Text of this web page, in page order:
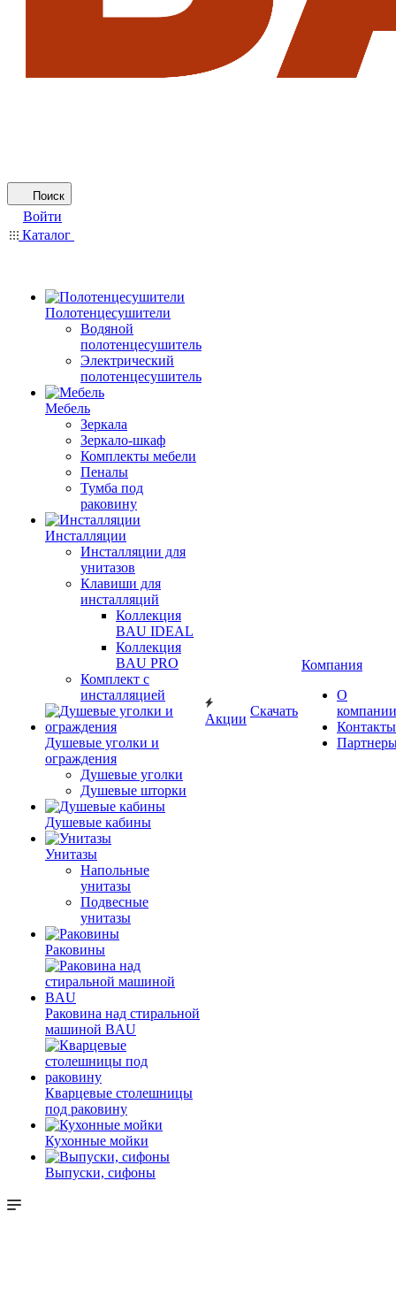
Поиск
Войти
Каталог
Полотенцесушители
Водяной
полотенцесушитель
Электрический
полотенцесушитель
Мебель
Зеркала
Зеркало-шкаф
Комплекты мебели
Пеналы
Тумба под
раковину
Инсталляции
Инсталляции для
унитазов
Клавиши для
инсталляций
Коллекция
BAU IDEAL
Коллекция
BAU PRO
Комплект с
инсталляцией
Душевые уголки и
ограждения
Душевые уголки
Душевые шторки
Душевые кабины
Унитазы
Напольные
унитазы
Подвесные
унитазы
Раковины
Раковина над стиральной
машиной BAU
Кварцевые столешницы
под раковину
Кухонные мойки
Выпуски, сифоны
Акции
Скачать
Компания
О
компании
Контакты